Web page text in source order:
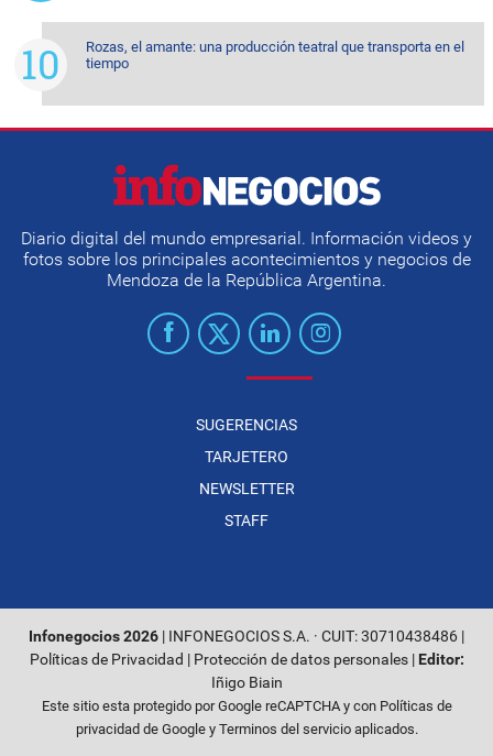
Rozas, el amante: una producción teatral que transporta en el
tiempo
Diario digital del mundo empresarial. Información videos y
fotos sobre los principales acontecimientos y negocios de
Mendoza de la República Argentina.
SUGERENCIAS
TARJETERO
NEWSLETTER
STAFF
Infonegocios 2026 | INFONEGOCIOS S.A. · CUIT: 30710438486 |
Políticas de Privacidad | Protección de datos personales| Editor:
Iñigo Biain
Este sitio esta protegido por Google reCAPTCHA y con Políticas de
privacidad de Googley Terminos del servicioaplicados.